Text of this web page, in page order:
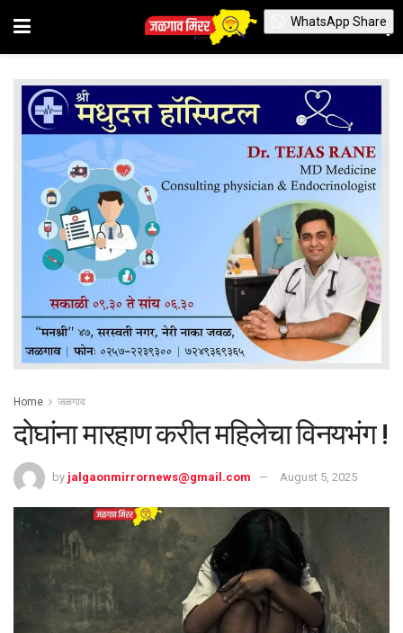
Home जळगाव
दोघांना मारहाण करीत महिलेचा विनयभंग !
by jalgaonmirrornews@gmail.com August 5, 2025
WhatsApp Share